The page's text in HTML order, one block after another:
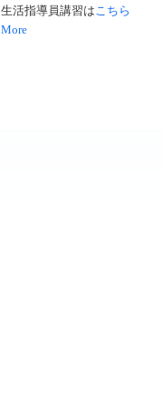
生活指導員講習は こちら
More